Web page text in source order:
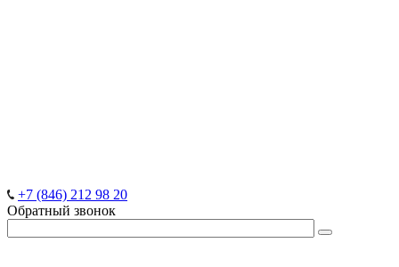
+7 (846) 212 98 20
Обратный звонок